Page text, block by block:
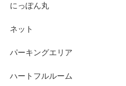
にっぽん丸
ネット
パーキングエリア
ハートフルルーム